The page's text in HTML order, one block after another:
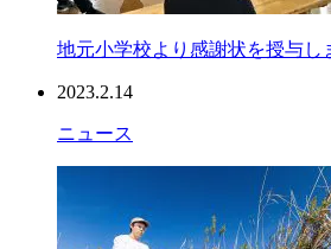
地元小学校より感謝状を授与し
2023.2.14
ニュース